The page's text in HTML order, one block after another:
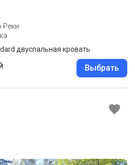
Реки
двуспальная кровать
Выбрать